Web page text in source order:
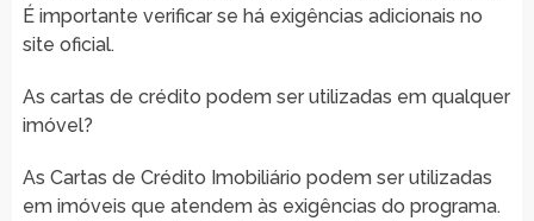
É importante verificar se há exigências adicionais no
site oficial.
As cartas de crédito podem ser utilizadas em qualquer
imóvel?
As Cartas de Crédito Imobiliário podem ser utilizadas
em imóveis que atendem às exigências do programa.